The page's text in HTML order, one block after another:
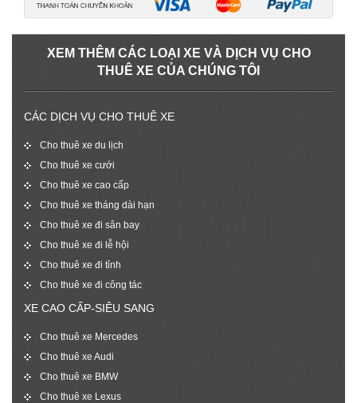
XEM THÊM CÁC LOẠI XE VÀ DỊCH VỤ CHO
THUÊ XE CỦA CHÚNG TÔI
CÁC DỊCH VỤ CHO THUÊ XE
Cho thuê xe du lịch
Cho thuê xe cưới
Cho thuê xe cao cấp
Cho thuê xe tháng dài hạn
Cho thuê xe đi sân bay
Cho thuê xe đi lễ hội
Cho thuê xe đi tỉnh
Cho thuê xe đi công tác
XE CAO CẤP-SIÊU SANG
Cho thuê xe Mercedes
Cho thuê xe Audi
Cho thuê xe BMW
Cho thuê xe Lexus